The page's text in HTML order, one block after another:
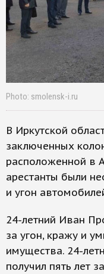
Photo: smolensk-i.ru
В Иркутской
заключенных
расположенной в
арестанты были
и угон
24-летний Иван
за угон, кражу и
имущества. 24-
получил пять лет